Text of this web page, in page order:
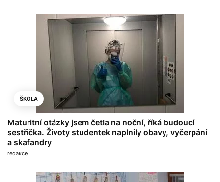
ŠKOLA
Maturitní otázky jsem četla na noční, říká budoucí
sestřička. Životy studentek naplnily obavy, vyčerpání
a skafandry
redakce